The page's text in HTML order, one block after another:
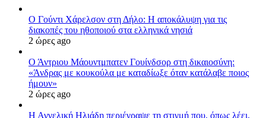
Ο Γούντι Χάρελσον στη Δήλο: Η αποκάλυψη για τις
διακοπές του ηθοποιού στα ελληνικά νησιά
2 ώρες ago
Ο Άντριου Μάουντμπατεν Γουίνδσορ στη δικαιοσύνη:
«Άνδρας με κουκούλα με καταδίωξε όταν κατάλαβε ποιος
ήμουν»
2 ώρες ago
Η Αγγελική Ηλιάδη περιέγραψε τη στιγμή που, όπως λέει,